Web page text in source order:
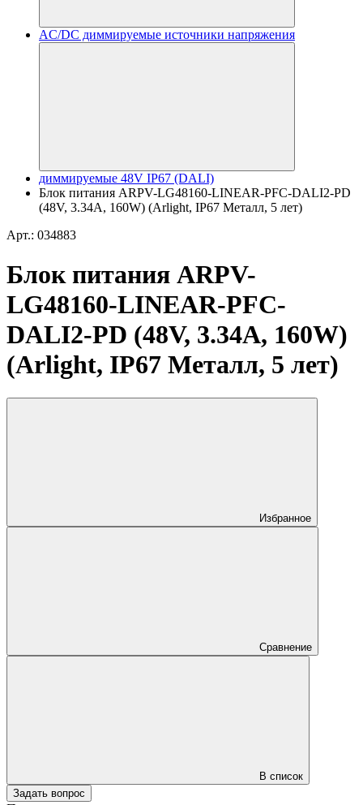
AC/DC диммируемые источники напряжения
диммируемые 48V IP67 (DALI)
Блок питания ARPV-LG48160-LINEAR-PFC-DALI2-PD
(48V, 3.34A, 160W) (Arlight, IP67 Металл, 5 лет)
Арт.: 034883
Блок питания ARPV-
LG48160-LINEAR-PFC-
DALI2-PD (48V, 3.34A, 160W)
(Arlight, IP67 Металл, 5 лет)
Избранное
Сравнение
В список
Задать вопрос